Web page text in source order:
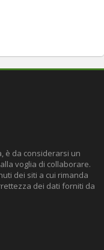
è da considerarsi un
voglia di collaborare.
dei siti a cui rimanda
dei dati forniti da